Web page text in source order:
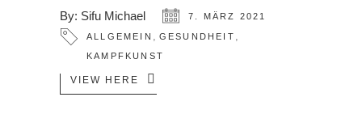
By: Sifu Michael 7. MÄRZ 2021
ALLGEMEIN , GESUNDHEIT ,
KAMPFKUNST
VIEW HERE